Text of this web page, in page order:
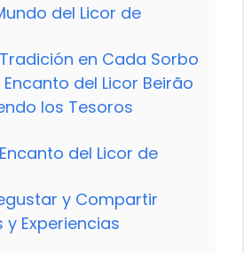
del Licor de
en Cada Sorbo
Encanto del Licor Beirão
los Tesoros
del Licor de
y Compartir
y Experiencias